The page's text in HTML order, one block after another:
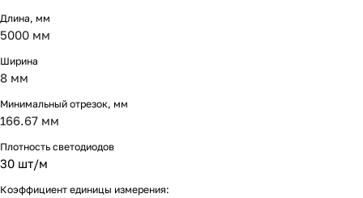
Длина, мм
5000 мм
Ширина
8 мм
Минимальный отрезок, мм
166.67 мм
Плотность светодиодов
30 шт/м
Коэффициент единицы измерения: